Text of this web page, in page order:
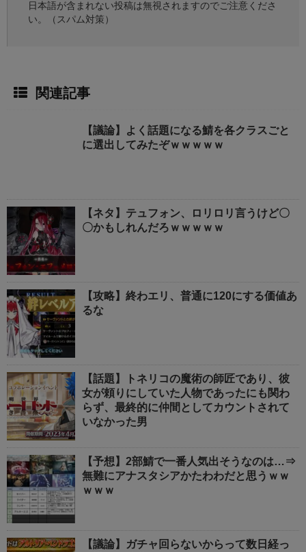
日本語が含まれない投稿は無視されますのでご注意くださ
い。（スパム対策）
関連記事
【議論】よく話題になる鯖を各クラスごと
に選出してみたぞｗｗｗｗｗ
【ネタ】テュフォン、ロリロリ言うけど〇
〇かもしれんだろｗｗｗｗｗ
【攻略】終わエリ、普通に120にする価値あ
るな
【話題】トネリコの魔術の師匠であり、彼
女が頼りにしていた人物であったにも関わ
らず、最終的に仲間としてカウントされて
いなかった男
【予想】2部鯖で一番人気出そうなのは…⇒
無難にアナスタシアかたわわだと思うｗｗ
ｗｗｗ
【議論】ガチャ回らないからって数日経っ